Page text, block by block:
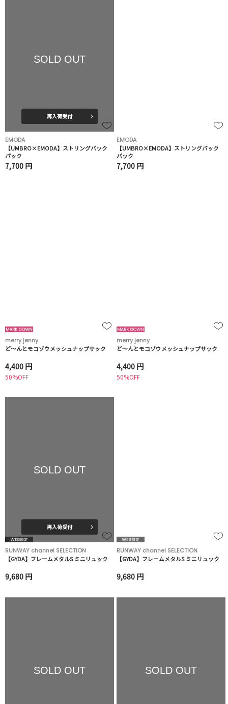
SOLD OUT
再入荷受付
EMODA
【UMBRO×EMODA】ストリングバック
パック
7,700 円
EMODA
【UMBRO×EMODA】ストリングバック
パック
7,700 円
merry jenny
ど～んとモコゾウメッシュナップサック
4,400 円
50%OFF
merry jenny
ど～んとモコゾウメッシュナップサック
4,400 円
50%OFF
SOLD OUT
再入荷受付
RUNWAY channel SELECTION
【GYDA】フレームメタルS ミニリュック
9,680 円
RUNWAY channel SELECTION
【GYDA】フレームメタルS ミニリュック
9,680 円
SOLD OUT SOLD OUT